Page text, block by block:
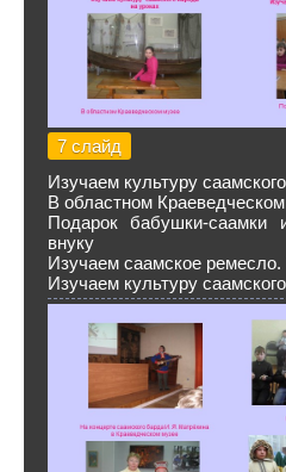
7 слайд
Изучаем культуру
В областном
Подарок бабушки-саамки
внуку
Изучаем саамское
Изучаем культуру